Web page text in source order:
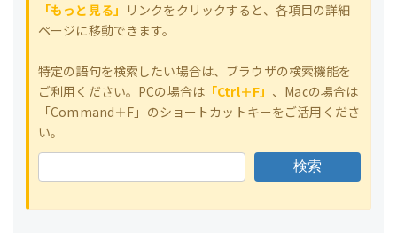
「もっと見る」 リンクをクリックすると、各項目の詳細
ページに移動できます。
特定の語句を検索したい場合は、ブラウザの検索機能を
ご利用ください。PCの場合は「Ctrl＋F」 、Macの場合は
「Command＋F」のショートカットキーをご活用くださ
い。
検索